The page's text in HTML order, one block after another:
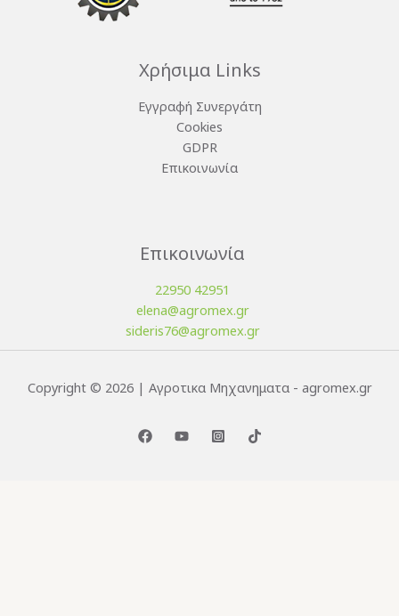
Χρήσιμα Links
Εγγραφή Συνεργάτη
Cookies
GDPR
Επικοινωνία
Επικοινωνία
22950 42951
elena@agromex.gr
sideris76@agromex.gr
Copyright © 2026 | Αγροτικα Μηχανηματα - agromex.gr